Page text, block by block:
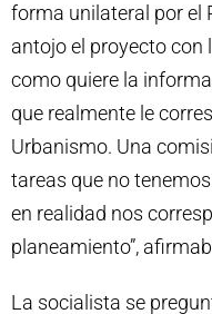
forma unilateral por el
antojo el proyecto
como quiere la
que realmente le
Urbanismo. Una
tareas que no
en realidad nos
planeamiento”,
La socialista se